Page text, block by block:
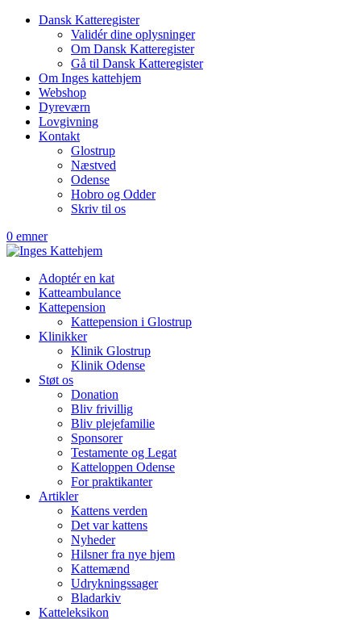
Dansk Katteregister
Validér dine oplysninger
Om Dansk Katteregister
Gå til Dansk Katteregister
Om Inges kattehjem
Webshop
Dyreværn
Lovgivning
Kontakt
Glostrup
Næstved
Odense
Hobro og Odder
Skriv til os
0 emner
Adoptér en kat
Katteambulance
Kattepension
Kattepension i Glostrup
Klinikker
Klinik Glostrup
Klinik Odense
Støt os
Donation
Bliv frivillig
Bliv plejefamilie
Sponsorer
Testamente og Legat
Katteloppen Odense
For praktikanter
Artikler
Kattens verden
Det var kattens
Nyheder
Hilsner fra nye hjem
Kattemænd
Udrykningssager
Bladarkiv
Katteleksikon